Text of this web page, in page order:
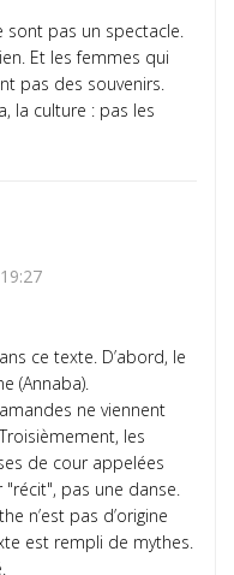
sont pas un spectacle.
Et les femmes qui
pas des souvenirs.
la culture : pas les
ce texte. D’abord, le
(Annaba).
ne viennent
les
de cour appelées
"récit", pas une danse.
n’est pas d’origine
est rempli de mythes.